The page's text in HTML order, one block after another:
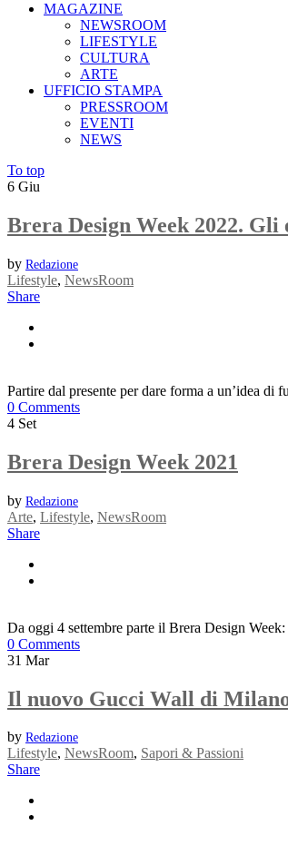
MAGAZINE
NEWSROOM
LIFESTYLE
CULTURA
ARTE
UFFICIO STAMPA
PRESSROOM
EVENTI
NEWS
To top
6 Giu
Brera Design Week 2022. Gli
by Redazione
Lifestyle, NewsRoom
Share
Partire dal presente per dare forma a un’idea di
0 Comments
4 Set
Brera Design Week 2021
by Redazione
Arte, Lifestyle, NewsRoom
Share
Da oggi 4 settembre parte il Brera Design
0 Comments
31 Mar
Il nuovo Gucci Wall di
by Redazione
Lifestyle, NewsRoom, Sapori & Passioni
Share